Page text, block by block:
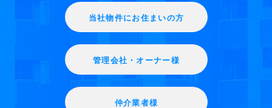
当社物件にお住まいの方
管理会社・オーナー様
仲介業者様